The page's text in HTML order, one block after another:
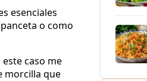
esenciales
o como
caso me
morcilla que